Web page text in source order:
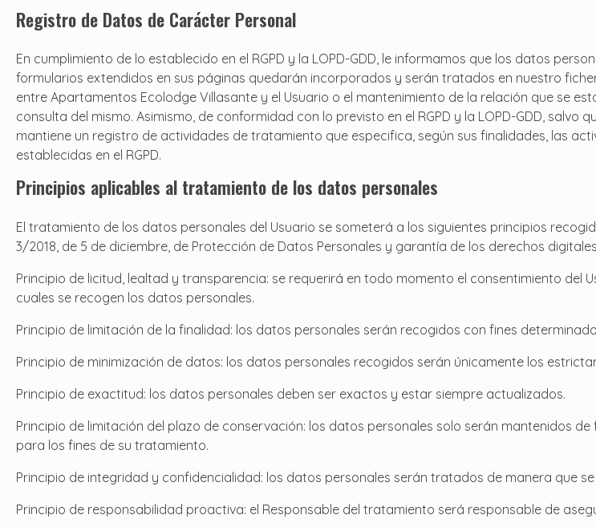
Registro de Datos de Carácter Personal
En cumplimiento de lo establecido en el RGPD y la LOPD-GDD, le informamos que los datos
formularios extendidos en sus páginas quedarán incorporados y serán tratados en nuestro
entre Apartamentos Ecolodge Villasante y el Usuario o el mantenimiento de la relación que se
consulta del mismo. Asimismo, de conformidad con lo previsto en el RGPD y la LOPD-GDD, salvo
mantiene un registro de actividades de tratamiento que especifica, según sus finalidades, las
establecidas en el RGPD.
Principios aplicables al tratamiento de los datos personales
El tratamiento de los datos personales del Usuario se someterá a los siguientes principios
3/2018, de 5 de diciembre, de Protección de Datos Personales y garantía de los derechos
Principio de licitud, lealtad y transparencia: se requerirá en todo momento el consentimiento
cuales se recogen los datos personales.
Principio de limitación de la finalidad: los datos personales serán recogidos con fines
Principio de minimización de datos: los datos personales recogidos serán únicamente los
Principio de exactitud: los datos personales deben ser exactos y estar siempre actualizados.
Principio de limitación del plazo de conservación: los datos personales solo serán mantenidos
para los fines de su tratamiento.
Principio de integridad y confidencialidad: los datos personales serán tratados de manera que
Principio de responsabilidad proactiva: el Responsable del tratamiento será responsable de